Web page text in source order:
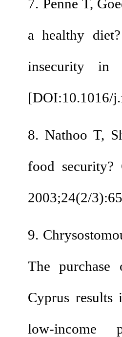
7. Penne T,
a healthy
insecurity in
[DOI:10.1016/
8. Nathoo T,
food security?
2003;24(2/
9.
The
Cyprus
low-income